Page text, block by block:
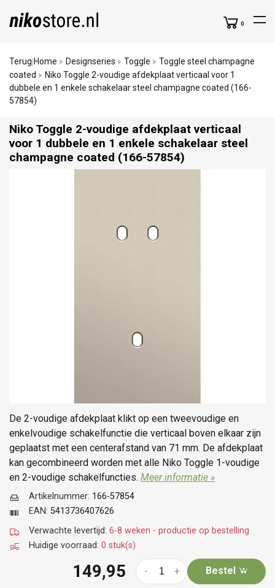
0
Terug Home Designseries Toggle
Toggle steel champagne
coated
Niko Toggle 2-voudige afdekplaat verticaal voor 1
dubbele en 1 enkele schakelaar steel champagne coated (166-
57854)
Niko Toggle 2-voudige afdekplaat verticaal
voor 1 dubbele en 1 enkele schakelaar steel
champagne coated (166-57854)
De 2-voudige afdekplaat klikt op een tweevoudige en
enkelvoudige schakelfunctie die verticaal boven elkaar zijn
geplaatst met een centerafstand van 71 mm. De afdekplaat
kan gecombineerd worden met alle Niko Toggle 1-voudige
en 2-voudige schakelfuncties. Meer informatie »
Verwachte levertijd: 6-8 weken - productie op bestelling
Huidige voorraad: 0 stuk(s)
Artikelnummer: 166-57854
EAN: 5413736407626
149,95 +
- Bestel